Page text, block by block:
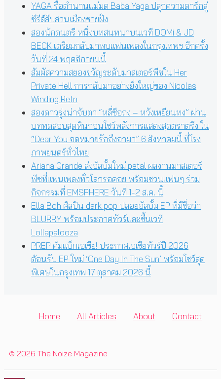
YAGA รื้อตำนานแม่มด Baba Yaga ปลุกความดาร์กสู่
ซีรีส์สืบสวนเมืองชายฝั่ง
สองนักดนตรี หนึ่งบทสนทนาบนเวที DOMi & JD
BECK เตรียมกลับมาพบแฟนเพลงในกรุงเทพฯ อีกครั้ง
วันที่ 24 พฤศจิกายนนี้
สัมผัสความสยองขวัญระดับมาสเตอร์พีซใน Her
Private Hell การกลับมาอย่างยิ่งใหญ่ของ Nicolas
Winding Refn
สองดาวรุ่งน่าจับตา “หลี่ซือถง – หวังเหยียนทง” ผ่าน
บททดสอบสุดหินก่อนโชว์พลังการแสดงสุดตราตรึง ใน
“Dear You จดหมายรักถึงอาม่า” 6 สิงหาคมนี้ ที่โรง
ภาพยนตร์ทั่วไทย
Ariana Grande ส่งอัลบั้มใหม่ petal ผลงานมาสเตอร์
พีซที่แฟนเพลงทั่วโลกรอคอย พร้อมชวนแฟนๆ ร่วม
กิจกรรมที่ EMSPHERE วันที่ 1-2 ส.ค. นี้
Ella Boh ศิลปิน dark pop ปล่อยอัลบั้ม EP ที่มีชื่อว่า
BLURRY พร้อมประกาศทัวร์และขึ้นเวที
Lollapalooza
PREP คัมแบ็กเอเชีย! ประกาศเอเชียทัวร์ปี 2026
ต้อนรับ EP ใหม่ ‘One Day In The Sun’ พร้อมโชว์สุด
พิเศษในกรุงเทพ 17 ตุลาคม 2026 นี้
Home All Articles About Contact
© 2026 The Noize Magazine